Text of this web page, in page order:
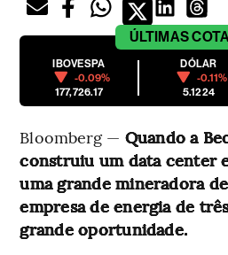
ÚLTIMAS
IBOVESPA
-0.09%
177,726.17
DÓLAR
-0.11%
5.1224
Bloomberg — Quando a
construiu um data center
uma grande mineradora
empresa de energia de
grande oportunidade.